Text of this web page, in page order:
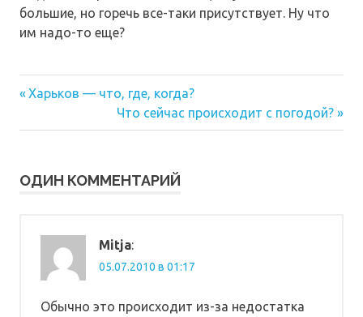
большие, но горечь все-таки присутствует. Ну что
им надо-то еще?
Навигация
по
Предыдущая
Харьков — что, где, когда?
Следующая
запись:
Что сейчас происходит с погодой?
ОДИН КОММЕНТАРИЙ
Mitja:
05.07.2010 в 01:17
Обычно это происходит из-за недостатка